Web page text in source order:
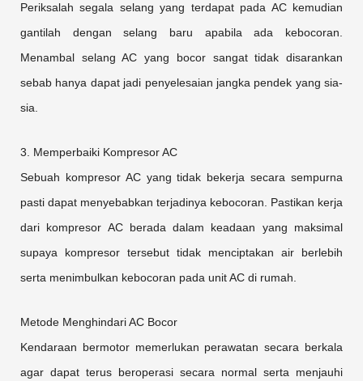
Periksalah segala selang yang terdapat pada AC kemudian
gantilah dengan selang baru apabila ada kebocoran.
Menambal selang AC yang bocor sangat tidak disarankan
sebab hanya dapat jadi penyelesaian jangka pendek yang sia-
sia.
3. Memperbaiki Kompresor AC
Sebuah kompresor AC yang tidak bekerja secara sempurna
pasti dapat menyebabkan terjadinya kebocoran. Pastikan kerja
dari kompresor AC berada dalam keadaan yang maksimal
supaya kompresor tersebut tidak menciptakan air berlebih
serta menimbulkan kebocoran pada unit AC di rumah.
Metode Menghindari AC Bocor
Kendaraan bermotor memerlukan perawatan secara berkala
agar dapat terus beroperasi secara normal serta menjauhi